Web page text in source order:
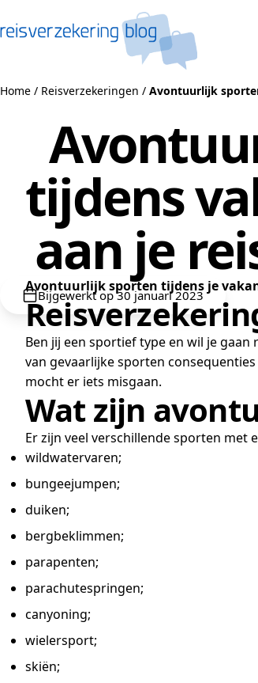
Home / Reisverzekeringen / Avontuurlijk
tijdens
aan je
Bijgewerkt op 30 januari 2023
Avontuurlijk sporten tijdens je
Ben jij een sportief type en wil je
van gevaarlijke sporten
mocht er iets misgaan.
Wat zijn
Er zijn veel verschillende sporten met
wildwatervaren;
bungeejumpen;
duiken;
bergbeklimmen;
parapenten;
parachutespringen;
canyoning;
wielersport;
skiën;